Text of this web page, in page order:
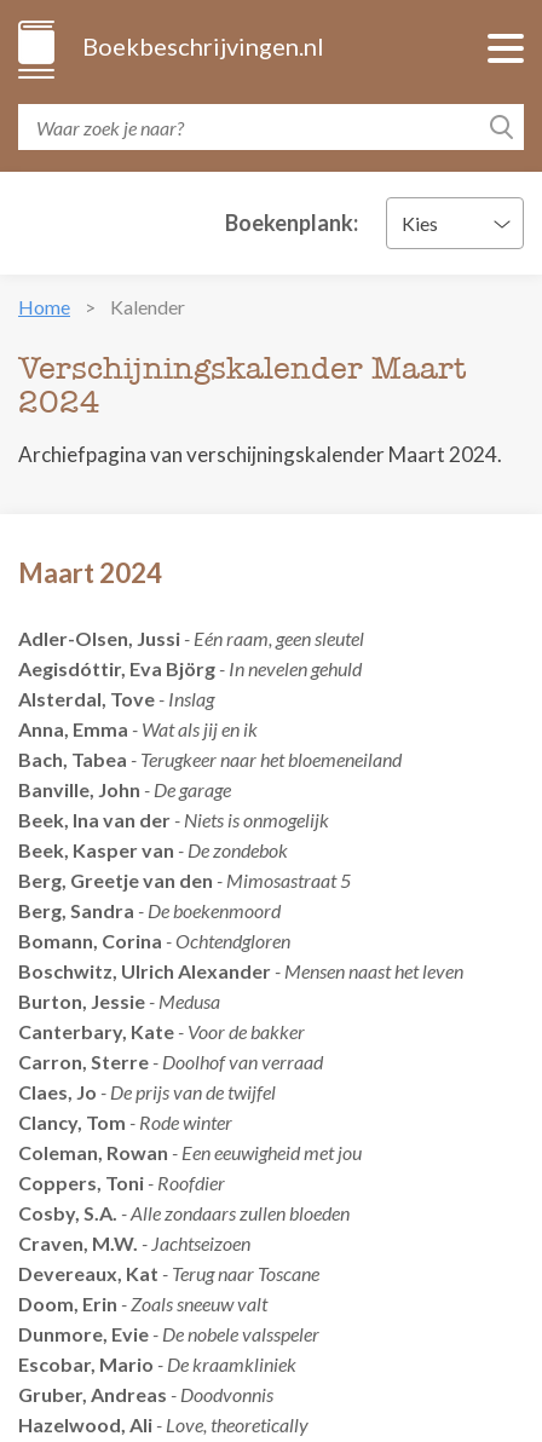
Boekbeschrijvingen.nl
Boekenplank: Kies
Home Kalender
Verschijningskalender Maart
2024
Archiefpagina van verschijningskalender Maart 2024.
Maart 2024
Adler-Olsen, Jussi - Eén raam, geen sleutel
Aegisdóttir, Eva Björg - In nevelen gehuld
Alsterdal, Tove - Inslag
Anna, Emma - Wat als jij en ik
Bach, Tabea - Terugkeer naar het bloemeneiland
Banville, John - De garage
Beek, Ina van der - Niets is onmogelijk
Beek, Kasper van - De zondebok
Berg, Greetje van den - Mimosastraat 5
Berg, Sandra - De boekenmoord
Bomann, Corina - Ochtendgloren
Boschwitz, Ulrich Alexander - Mensen naast het leven
Burton, Jessie - Medusa
Canterbary, Kate - Voor de bakker
Carron, Sterre - Doolhof van verraad
Claes, Jo - De prijs van de twijfel
Clancy, Tom - Rode winter
Coleman, Rowan - Een eeuwigheid met jou
Coppers, Toni - Roofdier
Cosby, S.A. - Alle zondaars zullen bloeden
Craven, M.W. - Jachtseizoen
Devereaux, Kat - Terug naar Toscane
Doom, Erin - Zoals sneeuw valt
Dunmore, Evie - De nobele valsspeler
Escobar, Mario - De kraamkliniek
Gruber, Andreas - Doodvonnis
Hazelwood, Ali - Love, theoretically